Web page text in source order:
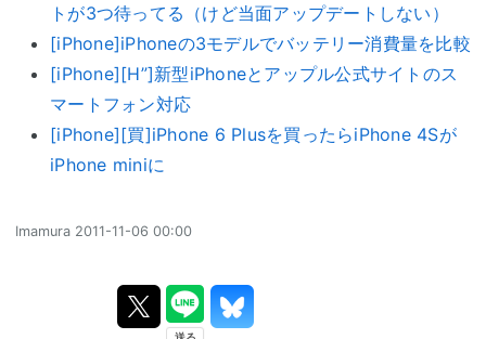
トが3つ待ってる（けど当面アップデートしない）
[iPhone]iPhoneの3モデルでバッテリー消費量を比較
[iPhone][H”]新型iPhoneとアップル公式サイトのス
マートフォン対応
[iPhone][買]iPhone 6 Plusを買ったらiPhone 4Sが
iPhone miniに
Imamura 2011-11-06 00:00